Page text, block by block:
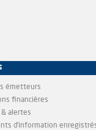
émetteurs
financières
& alertes
d’information